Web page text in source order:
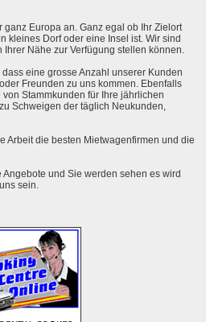
Europa an. Ganz egal ob Ihr Zielort
kleines Dorf oder eine Insel ist. Wir sind
Ihrer Nähe zur Verfügung stellen können.
eine grosse Anzahl unserer Kunden
Freunden zu uns kommen. Ebenfalls
Stammkunden für Ihre jährlichen
Schweigen der täglich Neukunden,
Arbeit die besten Mietwagenfirmen und die
und Sie werden sehen es wird
sein.